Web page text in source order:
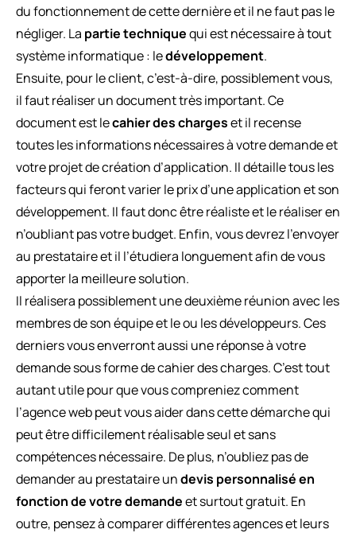
du fonctionnement de cette dernière et il ne faut pas le
négliger. La partie techniquequi est nécessaire à tout
système informatique : ledéveloppement.
Ensuite, pour le client, c’est-à-dire, possiblement vous,
il faut réaliser un document très important. Ce
document est lecahier des chargeset il recense
toutes les informations nécessaires à votre demande et
votre projet de création d’application. Il détaille tous les
facteurs qui feront varier le prix d’une application et son
développement. Il faut donc être réaliste et le réaliser en
n’oubliant pas votre budget. Enfin, vous devrez l’envoyer
au prestataire et il l’étudiera longuement afin de vous
apporter la meilleure solution.
Il réalisera possiblement une deuxième réunion avec les
membres de son équipe et le ou les développeurs. Ces
derniers vous enverront aussi une réponse à votre
demande sous forme de cahier des charges. C’est tout
autant utile pour que vous compreniez comment
l’agence web peut vous aider dans cette démarche qui
peut être difficilement réalisable seul et sans
compétences nécessaire. De plus, n’oubliez pas de
demander au prestataire undevis personnalisé en
fonction de votre demandeet surtout gratuit. En
outre, pensez à comparer différentes agences et leurs